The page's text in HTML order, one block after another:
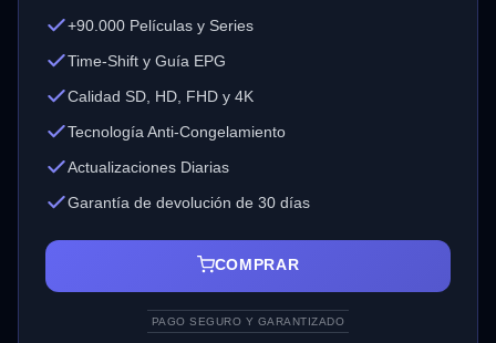
+90.000 Películas y Series
Time-Shift y Guía EPG
Calidad SD, HD, FHD y 4K
Tecnología Anti-Congelamiento
Actualizaciones Diarias
Garantía de devolución de 30 días
COMPRAR
PAGO SEGURO Y GARANTIZADO